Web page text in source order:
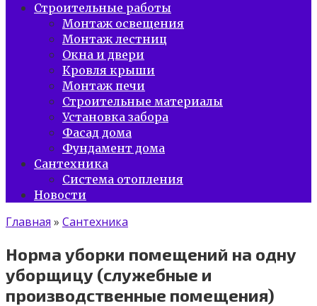
Строительные работы
Монтаж освещения
Монтаж лестниц
Окна и двери
Кровля крыши
Монтаж печи
Строительные материалы
Установка забора
Фасад дома
Фундамент дома
Сантехника
Система отопления
Новости
Главная » Сантехника
Норма уборки помещений на одну
уборщицу (служебные и
производственные помещения)